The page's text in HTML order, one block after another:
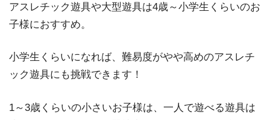
アスレチック遊具や大型遊具は4歳～小学生くらいのお
子様におすすめ。
小学生くらいになれば、難易度がやや高めのアスレチ
ック遊具にも挑戦できます！
1～3歳くらいの小さいお子様は、一人で遊べる遊具は